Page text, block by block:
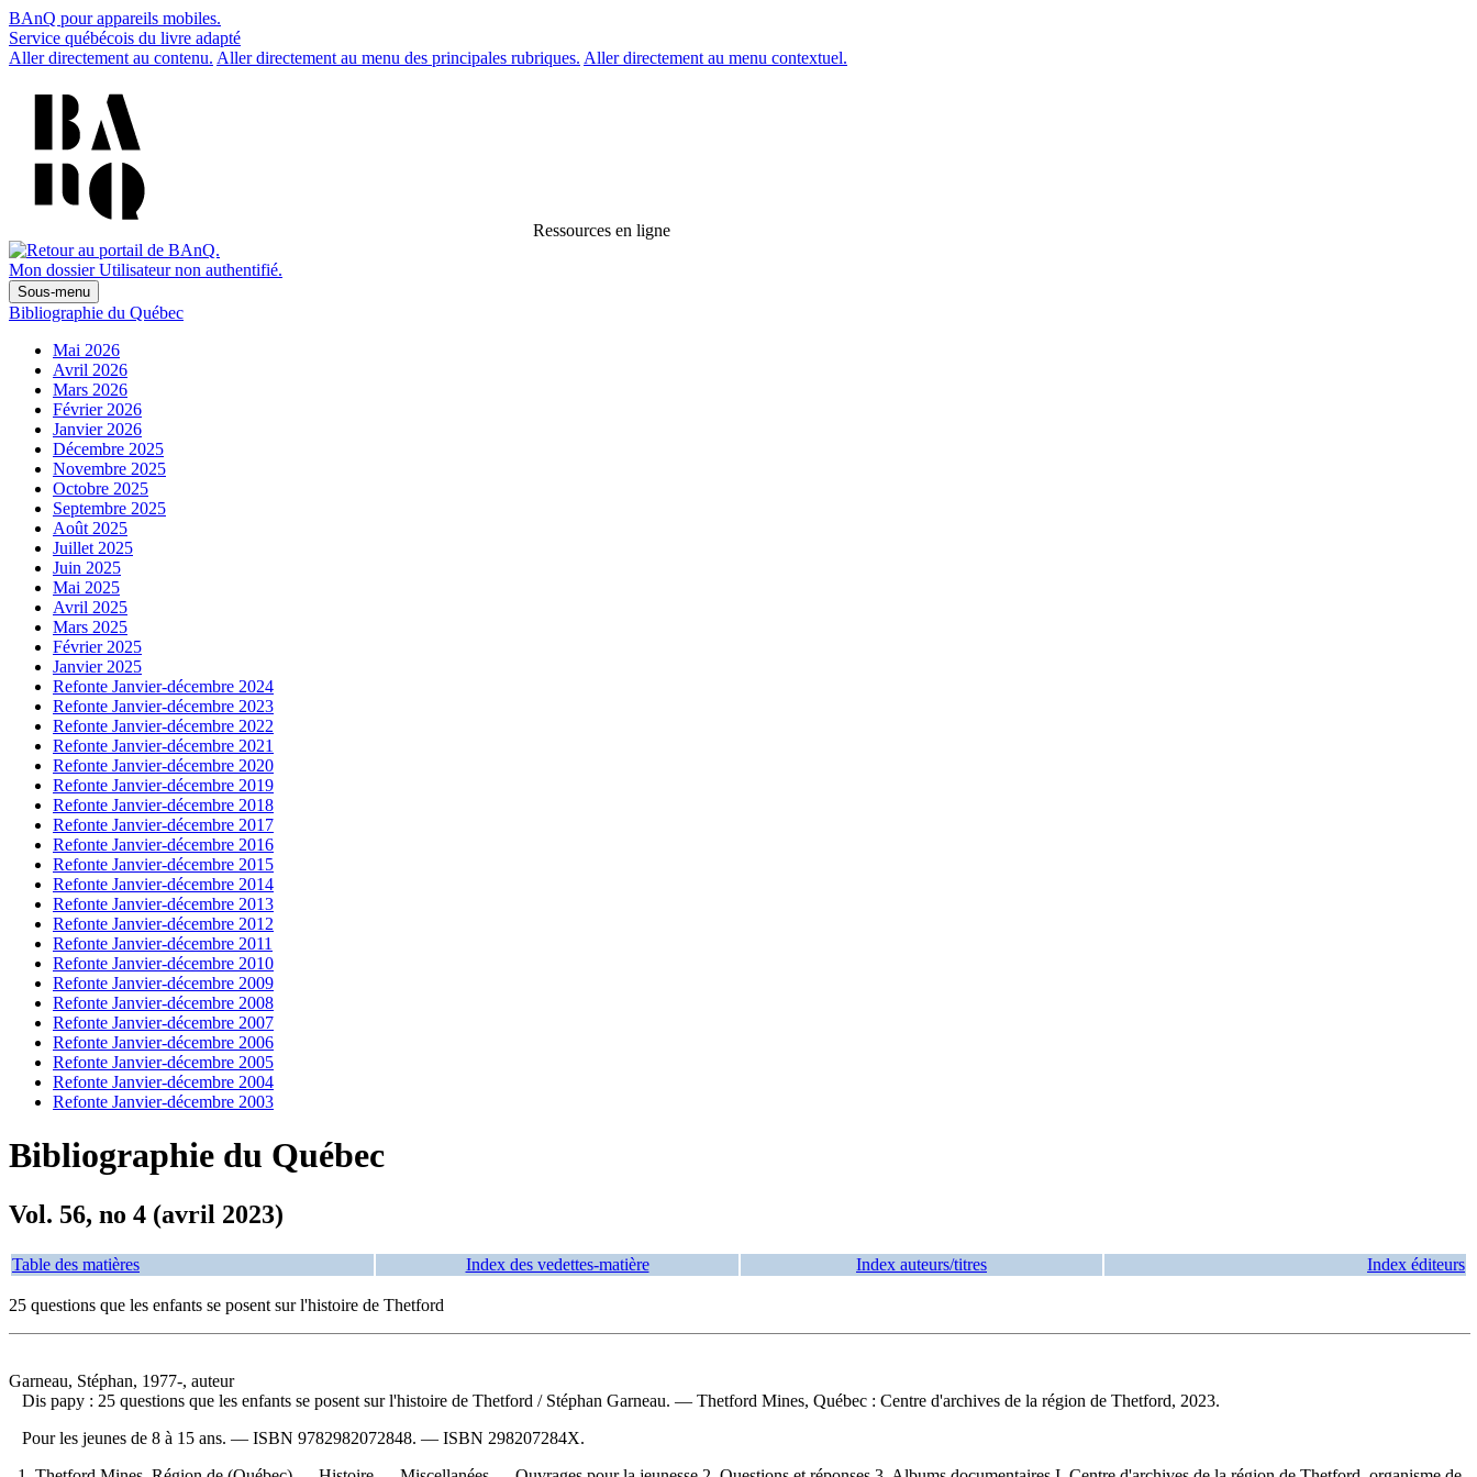
BAnQ pour appareils mobiles.
Service québécois du livre adapté
Aller directement au contenu. Aller directement au menu des principales rubriques. Aller directement au menu contextuel.
Ressources en ligne
Mon dossier Utilisateur non authentifié.
Sous-menu
Bibliographie du Québec
Mai 2026
Avril 2026
Mars 2026
Février 2026
Janvier 2026
Décembre 2025
Novembre 2025
Octobre 2025
Septembre 2025
Août 2025
Juillet 2025
Juin 2025
Mai 2025
Avril 2025
Mars 2025
Février 2025
Janvier 2025
Refonte Janvier-décembre 2024
Refonte Janvier-décembre 2023
Refonte Janvier-décembre 2022
Refonte Janvier-décembre 2021
Refonte Janvier-décembre 2020
Refonte Janvier-décembre 2019
Refonte Janvier-décembre 2018
Refonte Janvier-décembre 2017
Refonte Janvier-décembre 2016
Refonte Janvier-décembre 2015
Refonte Janvier-décembre 2014
Refonte Janvier-décembre 2013
Refonte Janvier-décembre 2012
Refonte Janvier-décembre 2011
Refonte Janvier-décembre 2010
Refonte Janvier-décembre 2009
Refonte Janvier-décembre 2008
Refonte Janvier-décembre 2007
Refonte Janvier-décembre 2006
Refonte Janvier-décembre 2005
Refonte Janvier-décembre 2004
Refonte Janvier-décembre 2003
Bibliographie du Québec
Vol. 56, no 4 (avril 2023)
Table des matières Index des vedettes-matière Index auteurs/titres Index éditeurs
25 questions que les enfants se posent sur l'histoire de Thetford
Garneau, Stéphan, 1977-, auteur
Dis papy : 25 questions que les enfants se posent sur l'histoire de Thetford / Stéphan Garneau. — Thetford Mines, Québec : Centre d'archives de la région de Thetford, 2023.
Pour les jeunes de 8 à 15 ans. — ISBN 9782982072848. — ISBN 298207284X.